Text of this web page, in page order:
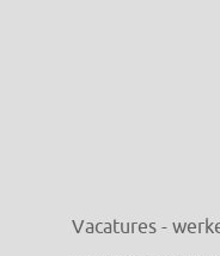
Vacatures -